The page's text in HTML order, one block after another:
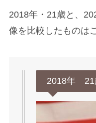
2018年・21歳と、
像を比較したものは
2018年 21